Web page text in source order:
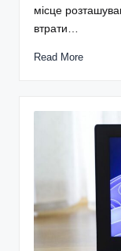
місце
втрати…
Read More